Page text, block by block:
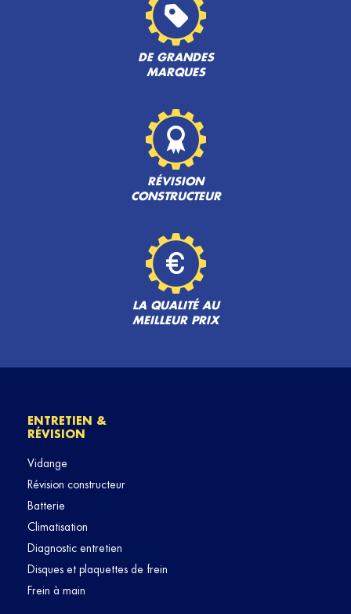
DE GRANDES
MARQUES
RÉVISION
CONSTRUCTEUR
LA QUALITÉ AU
MEILLEUR PRIX
ENTRETIEN &
RÉVISION
Vidange
Révision constructeur
Batterie
Climatisation
Diagnostic entretien
Disques et plaquettes de frein
Frein à main